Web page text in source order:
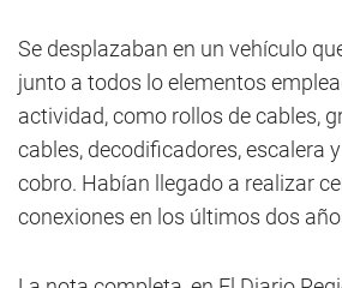
Se desplazaban en un vehículo
junto a todos lo elementos
actividad, como rollos de cables,
cables, decodificadores, escalera
cobro. Habían llegado a realizar
conexiones en los últimos dos